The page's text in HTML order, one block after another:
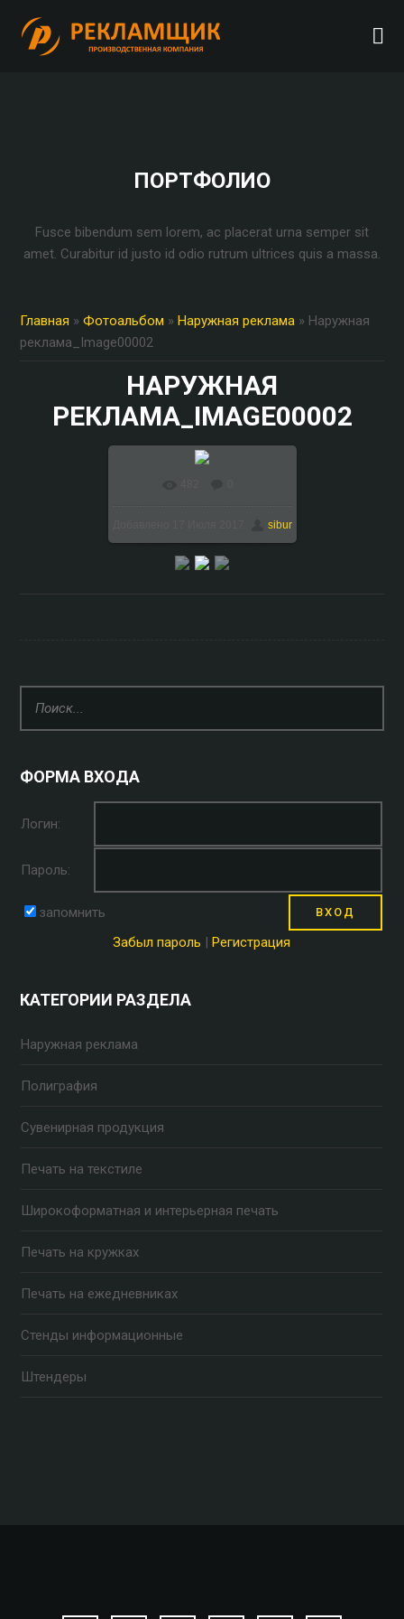
ПОРТФОЛИО
Fusce bibendum sem lorem, ac placerat urna semper sit
amet. Curabitur id justo id odio rutrum ultrices quis a massa.
Главная »Фотоальбом »Наружная реклама » Наружная
реклама_Image00002
НАРУЖНАЯ
РЕКЛАМА_IMAGE00002
sibur
ФОРМА ВХОДА
Логин:
Пароль:
запомнить
Забыл пароль
Регистрация
КАТЕГОРИИ РАЗДЕЛА
Наружная реклама
Полиграфия
Сувенирная продукция
Печать на текстиле
Широкоформатная и интерьерная печать
Печать на кружках
Печать на ежедневниках
Стенды информационные
Штендеры